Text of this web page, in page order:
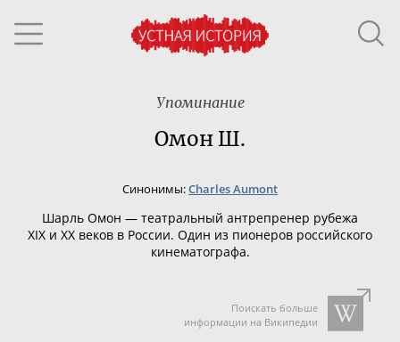
Упоминание
Омон Ш.
Синонимы:Charles Aumont
Шарль Омон — театральный антрепренер рубежа
XIX и XX веков в России. Один из пионеров российского
кинематографа.
Поискать больше
информации на Википедии